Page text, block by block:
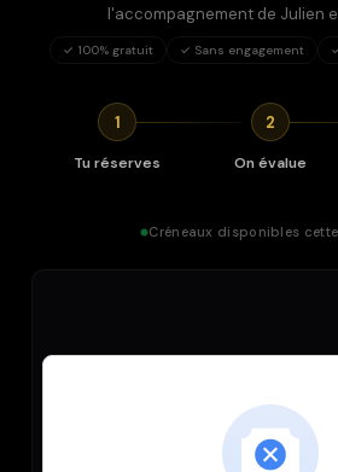
l'accompagnement de Julien
✓ 100% gratuit ✓ Sans engagement
1
Tu réserves
2
On évalue
Créneaux disponibles